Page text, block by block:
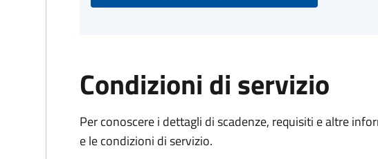
Condizioni di servizio
Per conoscere i dettagli di scadenze, requisiti e altre
e le condizioni di servizio.